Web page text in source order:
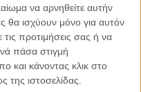
να αρνηθείτε αυτήν
θα ισχύουν μόνο για αυτόν
προτιμήσεις σας ή να
πάσα στιγμή
και κάνοντας κλικ στο
της ιστοσελίδας.
φορά που η ένταση
σε αυτό το σημείο –
Αν και το ενδεχόμενο
σε περιπτώσεις
στρατιωτικές ασκήσεις